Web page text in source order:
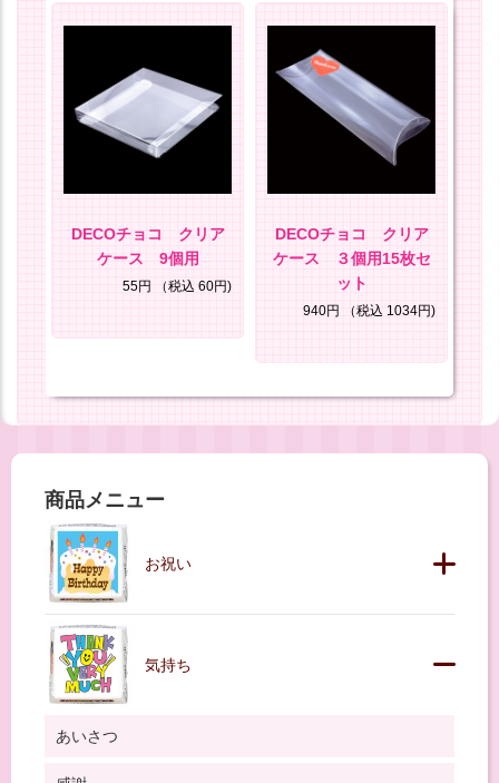
DECOチョコ クリア
ケース 9個用
55円 （税込 60円)
DECOチョコ クリア
ケース ３個用15枚セ
ット
940円 （税込 1034円)
商品メニュー
お祝い
気持ち
あいさつ